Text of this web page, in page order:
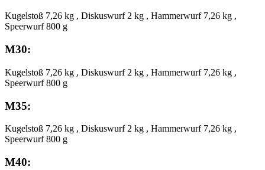
Kugelstoß 7,26 kg , Diskuswurf 2 kg , Hammerwurf 7,26 kg ,
Speerwurf 800 g
M30:
Kugelstoß 7,26 kg , Diskuswurf 2 kg , Hammerwurf 7,26 kg ,
Speerwurf 800 g
M35:
Kugelstoß 7,26 kg , Diskuswurf 2 kg , Hammerwurf 7,26 kg ,
Speerwurf 800 g
M40: